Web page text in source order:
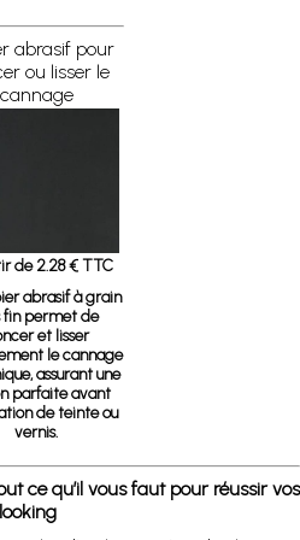
abrasif pour
ou lisser le
cannage
de 2.28 € TTC
abrasif à grain
fin permet de
et lisser
le cannage
assurant une
parfaite avant
de teinte ou
vernis.
ce qu’il vous faut pour réussir vos